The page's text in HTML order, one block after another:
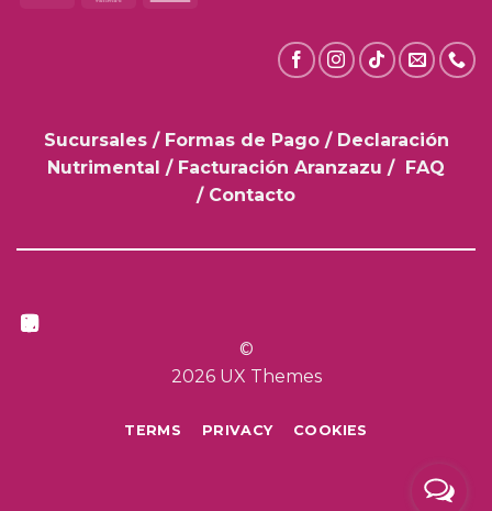
Sucursales / Formas de Pago/ Declaración
Nutrimental / Facturación Aranzazu / FAQ
/ Contacto
©
2026 UX Themes
TERMS PRIVACY COOKIES